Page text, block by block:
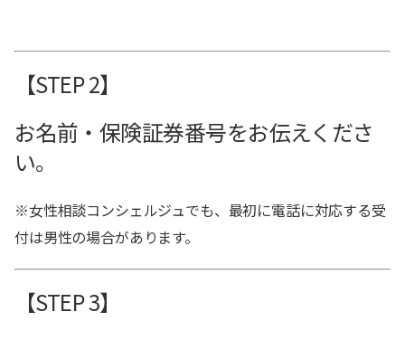
【STEP 2】
お名前・保険証券番号をお伝えくださ
い。
※女性相談コンシェルジュでも、最初に電話に対応する受
付は男性の場合があります。
【STEP 3】